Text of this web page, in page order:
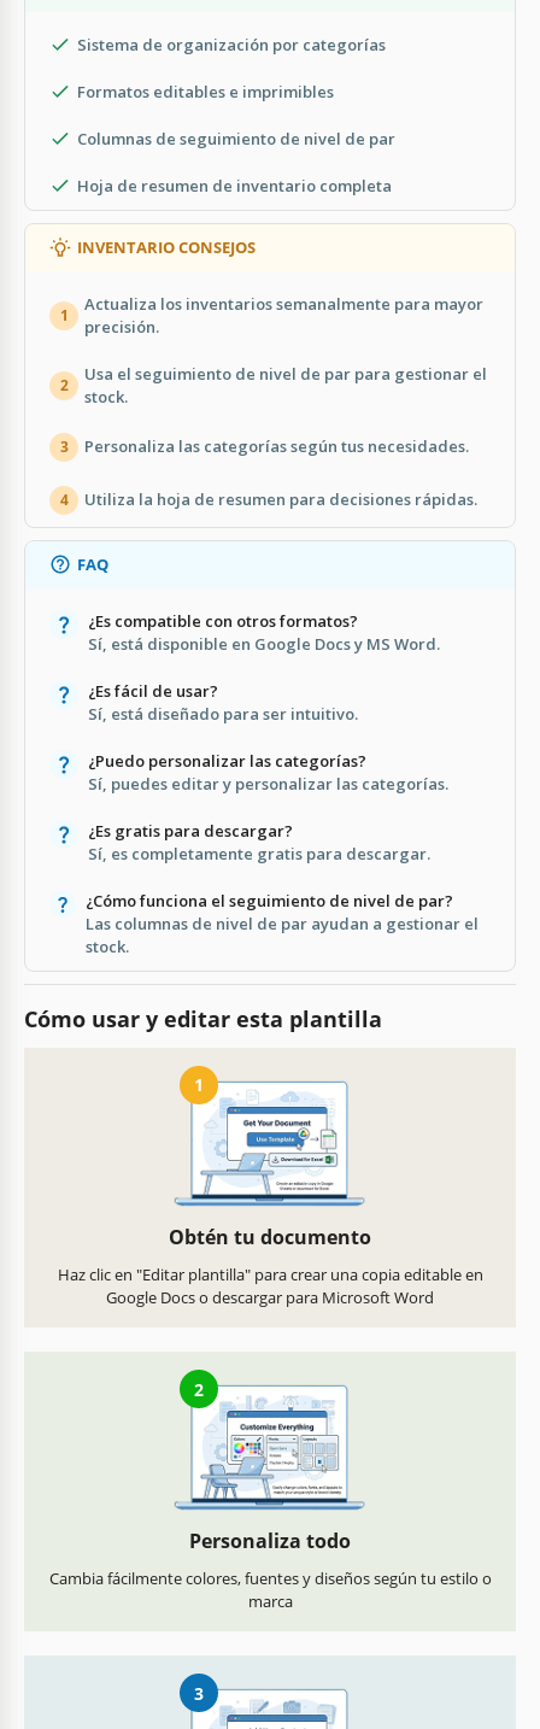
Sistema de organización por categorías
Formatos editables e imprimibles
Columnas de seguimiento de nivel de par
Hoja de resumen de inventario completa
INVENTARIO CONSEJOS
1
Actualiza los inventarios semanalmente para mayor
precisión.
2
Usa el seguimiento de nivel de par para gestionar el
stock.
3 Personaliza las categorías según tus necesidades.
4 Utiliza la hoja de resumen para decisiones rápidas.
FAQ
¿Es compatible con otros formatos?
Sí, está disponible en Google Docs y MS Word.
¿Es fácil de usar?
Sí, está diseñado para ser intuitivo.
¿Puedo personalizar las categorías?
Sí, puedes editar y personalizar las categorías.
¿Es gratis para descargar?
Sí, es completamente gratis para descargar.
¿Cómo funciona el seguimiento de nivel de par?
Las columnas de nivel de par ayudan a gestionar el
stock.
Cómo usar y editar esta plantilla
1
Obtén tu documento
Haz clic en "Editar plantilla" para crear una copia editable en
Google Docs o descargar para Microsoft Word
2
Personaliza todo
Cambia fácilmente colores, fuentes y diseños según tu estilo o
marca
3